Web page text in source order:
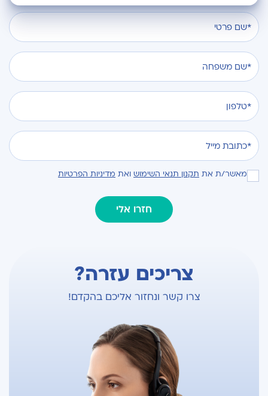
מאשר/ת את תקנון תנאי השימוש ואת מדיניות הפרטיות
צריכים עזרה?
צרו קשר ונחזור אליכם בהקדם!